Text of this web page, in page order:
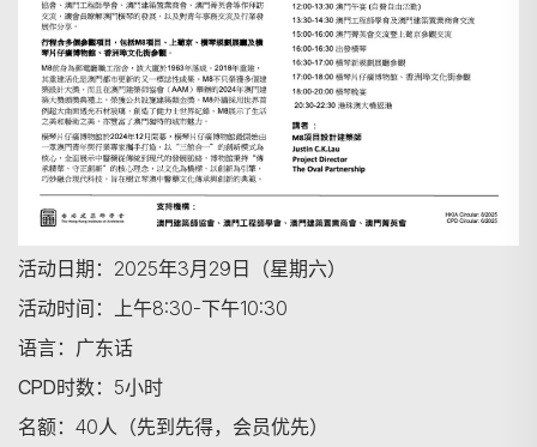
活动日期： 2025年3月29日（星期六）
活动时间：
上午8:30-下午10:30
语言： 广东话
CPD时数： 5小时
名额： 40人（先到先得，会员优先）